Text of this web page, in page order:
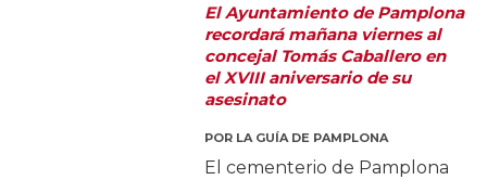
El Ayuntamiento de Pamplona
recordará mañana viernes al
concejal Tomás Caballero en
el XVIII aniversario de su
asesinato
POR LA GUÍA DE PAMPLONA
El cementerio de Pamplona